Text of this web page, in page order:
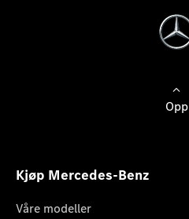
Opp
Kjøp Mercedes-Benz
Våre modeller